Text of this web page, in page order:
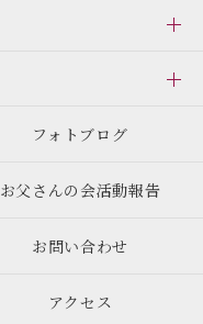
フォトブログ
お父さんの会活動報告
お問い合わせ
アクセス